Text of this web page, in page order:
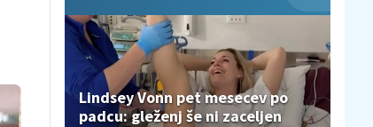
Lindsey Vonn pet mesecev po
padcu: gleženj še ni zaceljen